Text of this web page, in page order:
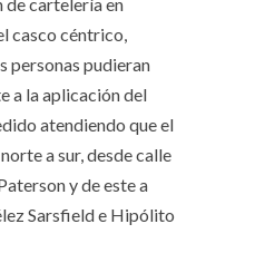
casco céntrico,
personas pudieran
a la aplicación del
atendiendo que el
a sur, desde calle
y de este a
Sarsfield e Hipólito